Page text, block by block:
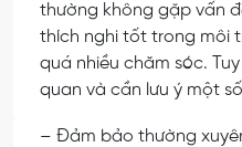
thường không gặp vấn
thích nghi tốt trong môi
quá nhiều chăm sóc.
quan và cần lưu ý một
– Đảm bảo thường